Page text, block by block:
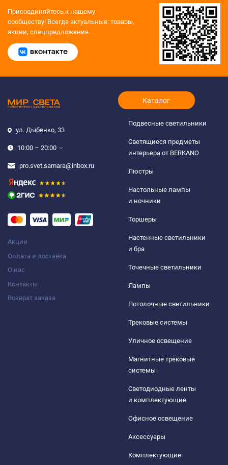
Присоединяйтесь к нашему
сообществу! Всегда актуальные: товары,
акции, спецпредложения.
ул. Дыбенко, 33
10:00 – 20:00
pro.svet.samara@inbox.ru
Акции
Оплата и доставка
О нас
Контакты
Возврат заказа
Каталог
Подвесные светильники
Светящиеся предметы
интерьера от BERKANO
Люстры
Настольные лампы
и ночники
Торшеры
Настенные светильники
и бра
Точечные светильники
Лампы
Потолочные светильники
Трековые системы
Уличное освещение
Магнитные трековые
системы
Светодиодные ленты
и комплектующие
Офисное освещение
Аксессуары
Комплектующие